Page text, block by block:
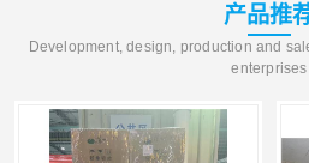
产品推
Development, design, production and
enterprises